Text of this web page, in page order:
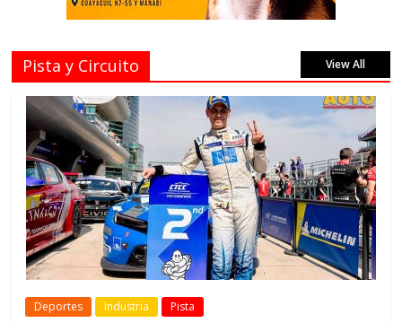
Pista y Circuito View All
Deportes Industria Pista